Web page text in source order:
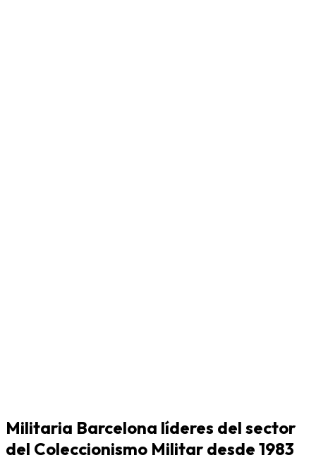
Militaria Barcelona líderes del sector
del Coleccionismo Militar desde 1983